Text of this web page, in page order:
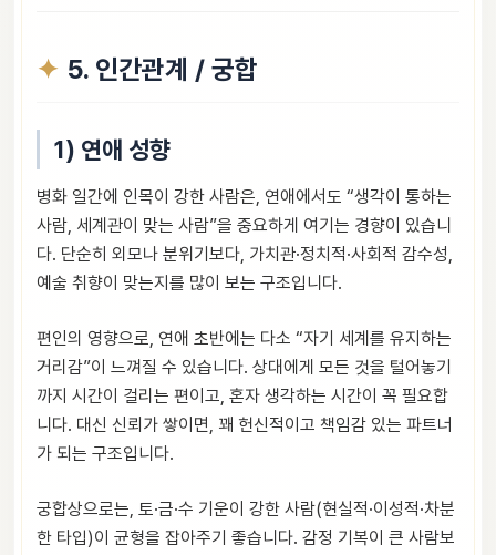
5. 인간관계 / 궁합
1) 연애 성향
병화 일간에 인목이 강한 사람은, 연애에서도 “생각이 통하는
사람, 세계관이 맞는 사람”을 중요하게 여기는 경향이 있습니
다. 단순히 외모나 분위기보다, 가치관·정치적·사회적 감수성,
예술 취향이 맞는지를 많이 보는 구조입니다.
편인의 영향으로, 연애 초반에는 다소 “자기 세계를 유지하는
거리감”이 느껴질 수 있습니다. 상대에게 모든 것을 털어놓기
까지 시간이 걸리는 편이고, 혼자 생각하는 시간이 꼭 필요합
니다. 대신 신뢰가 쌓이면, 꽤 헌신적이고 책임감 있는 파트너
가 되는 구조입니다.
궁합상으로는, 토·금·수 기운이 강한 사람(현실적·이성적·차분
한 타입)이 균형을 잡아주기 좋습니다. 감정 기복이 큰 사람보